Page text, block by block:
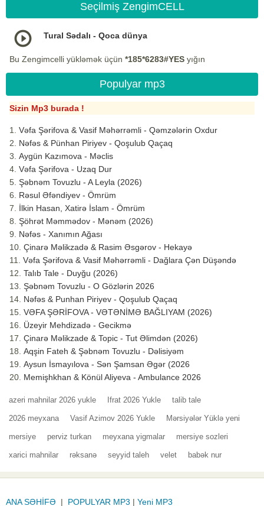
Seçilmiş ZengimCELL
Tural Sədalı - Qoca dünya
Bu Zengimcelli yükləmək üçün *185*6283#YES yığın
Populyar mp3
Sizin Mp3 burada !
Vəfa Şərifova & Vasif Məhərrəmli - Qəmzələrin Oxdur
Nəfəs & Pünhan Piriyev - Qoşulub Qaçaq
Aygün Kazımova - Məclis
Vəfa Şərifova - Uzaq Dur
Şəbnəm Tovuzlu - A Leyla (2026)
Rəsul Əfəndiyev - Ömrüm
İlkin Hasan, Xatirə İslam - Ömrüm
Şöhrət Məmmədov - Mənəm (2026)
Nəfəs - Xanımın Ağası
Çinarə Məlikzadə & Rasim Əsgərov - Hekayə
Vəfa Şərifova & Vasif Məhərrəmli - Dağlara Çən Düşəndə
Talıb Tale - Duyğu (2026)
Şəbnəm Tovuzlu - O Gözlərin 2026
Nəfəs & Punhan Piriyev - Qoşulub Qaçaq
VƏFA ŞƏRİFOVA - VƏTƏNİMƏ BAĞLIYAM (2026)
Üzeyir Mehdizadə - Gecikmə
Çinarə Məlikzade & Topic - Tut Əlimdən (2026)
Aqşin Fateh & Şəbnəm Tovuzlu - Dəlisiyəm
Aysun İsmayılova - Sən Şamsan Əgər (2026
Memişhkhan & Könül Aliyeva - Ambulance 2026
azeri mahnilar 2026 yukle Ifrat 2026 Yukle talib tale
2026 meyxana Vasif Azimov 2026 Yukle Mərsiyələr Yüklə yeni
mersiye perviz turkan meyxana yigmalar mersiye sozleri
xarici mahnilar rəksanə seyyid taleh velet babək nur
ANA SƏHİFƏ | POPULYAR MP3 | Yeni MP3